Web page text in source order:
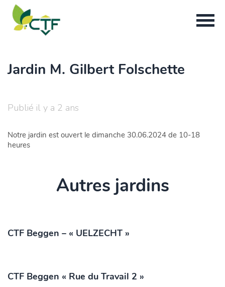
Jardin M. Gilbert Folschette
Publié il y a 2 ans
Notre jardin est ouvert le dimanche 30.06.2024 de 10-18
heures
Autres jardins
CTF Beggen – « UELZECHT »
CTF Beggen « Rue du Travail 2 »